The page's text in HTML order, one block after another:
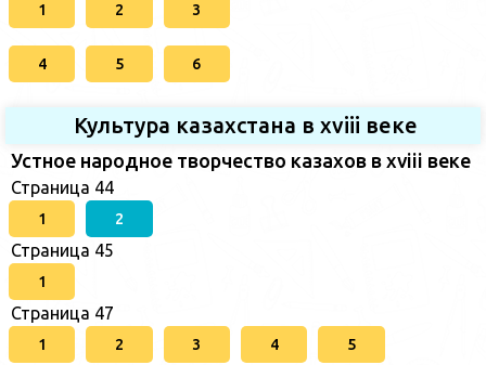
1 2 3
4 5 6
Культура казахстана в xviii веке
Устное народное творчество казахов в xviii веке
Страница 44
1 2
Страница 45
1
Страница 47
1 2 3 4 5